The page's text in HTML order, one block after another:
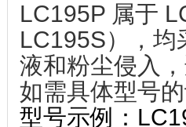
LC195P 属于 ‌
LC195S），均
液和粉尘侵入
如需具体型号
型号示例：